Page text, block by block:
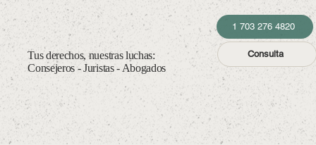
Tus derechos, nuestras luchas:
Consejeros - Juristas - Abogados
1 703 276 4820
Consulta